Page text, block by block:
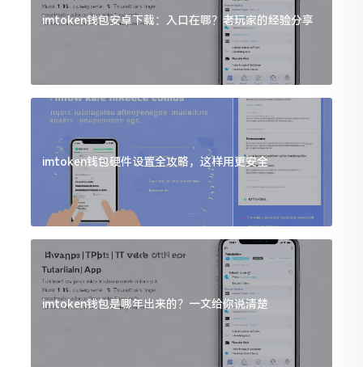
imtoken钱包安卓下载：入口在哪？老玩家的经验分享
imtoken钱包硬件设置全攻略，这样用更安全
imtoken钱包是哪年出来的？一文给你说清楚